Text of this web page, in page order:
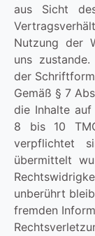
aus Sicht
Nutzung der
uns
der
Gemäß § 7
die Inhalte auf
8 bis 10
verpflichtet
übermittelt
unberührt
fremden